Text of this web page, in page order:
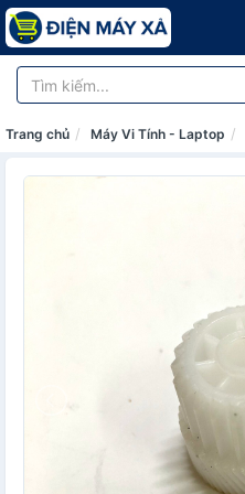
Trang chủ Máy Vi Tính - Laptop